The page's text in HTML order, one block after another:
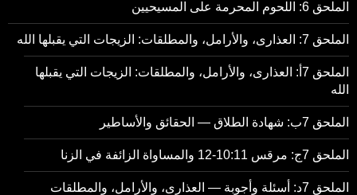
الملحق 6: اللحوم المحرمة على المسيحيين
الملحق 7: العذارى، والأرامل، والمطلقات: الزيجات التي يقبلها الله
الملحق 7أ: العذارى، والأرامل، والمطلقات: الزيجات التي يقبلها
الله
الملحق 7ب: شهادة الطلاق — الحقائق والأساطير
الملحق 7ج: مرقس 10:11-12 والمساواة الزائفة في الزنا
الملحق 7د: أسئلة وأجوبة — العذارى، والأرامل، والمطلقات